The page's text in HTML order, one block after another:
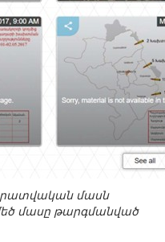
մասն
մեծ մասը թարգմանված